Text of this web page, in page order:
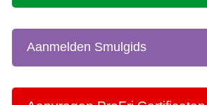
Aanmelden Smulgids